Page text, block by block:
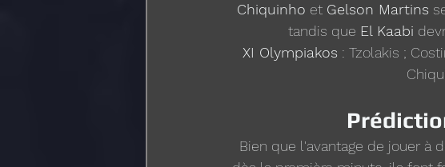
Chiquinho et Gelson Martins
tandis que El Kaabi
XI Olympiakos : Tzolakis ;
Bien que l'avantage de jouer à